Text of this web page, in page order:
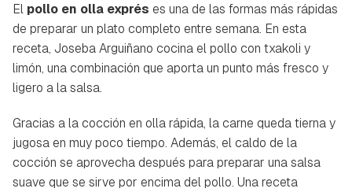
El pollo en olla exprés es una de las formas más rápidas
de preparar un plato completo entre semana. En esta
receta, Joseba Arguiñano cocina el pollo con txakoli y
limón, una combinación que aporta un punto más fresco y
ligero a la salsa.
Gracias a la cocción en olla rápida, la carne queda tierna y
jugosa en muy poco tiempo. Además, el caldo de la
cocción se aprovecha después para preparar una salsa
suave que se sirve por encima del pollo. Una receta